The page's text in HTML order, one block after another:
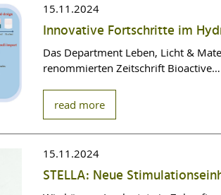
15.11.2024
Innovative Fortschritte im
Das Department Leben, Licht &
renommierten Zeitschrift Bioactive…
read more
15.11.2024
STELLA: Neue